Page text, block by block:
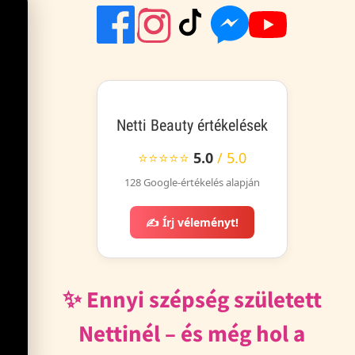
Netti Beauty értékelések
⭐⭐⭐⭐⭐ 5.0/ 5.0
128 Google-értékelés alapján
✍️ Írj véleményt!
✨ Ennyi szépség született
Nettinél – és még hol a